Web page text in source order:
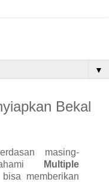
▼
Bekal
masing-
Multiple
memberikan